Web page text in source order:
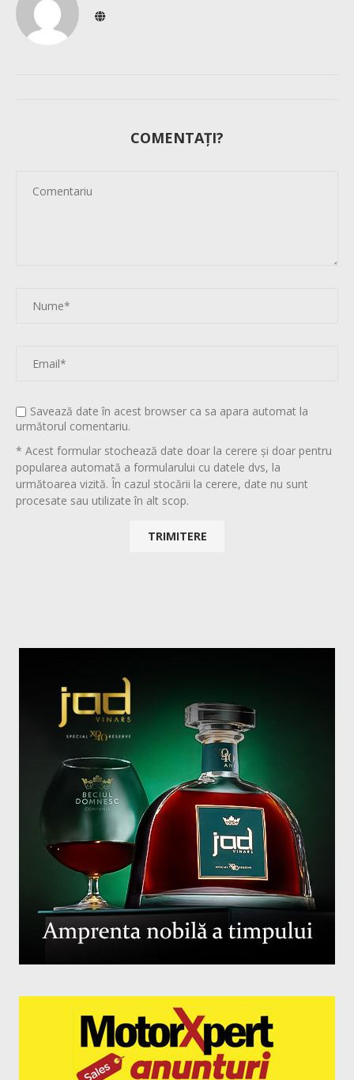
COMENTAȚI?
Savează date în acest browser ca sa apara automat la
următorul comentariu.
* Acest formular stochează date doar la cerere și doar pentru
popularea automată a formularului cu datele dvs, la
următoarea vizită. În cazul stocării la cerere, date nu sunt
procesate sau utilizate în alt scop.